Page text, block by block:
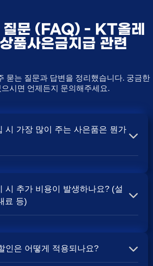
질문 (FAQ) - KT올레
품사은금지급 관련
묻는 질문과 답변을 정리했습니다. 궁금한
으시면 언제든지 문의해주세요.
시 가장 많이 주는 사은품은 뭔가
는 1Gbps 인터넷을 TV와 결합하여 가입
및 상품권 혜택이 더 크게 지급되는 경향
시 추가 비용이 발생하나요? (설
료 등)
많습니다. 다만, 인터넷 상품 및 프로모션
인은 어떻게 적용되나요?